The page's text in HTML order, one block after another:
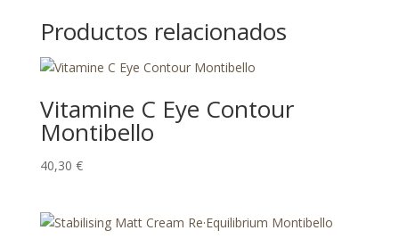
Productos relacionados
Vitamine C Eye Contour
Montibello
40,30 €